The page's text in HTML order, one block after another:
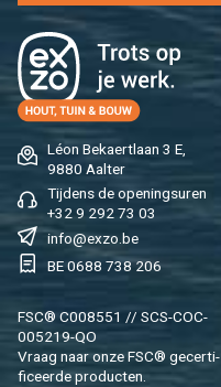
Léon Be­kaert­laan 3 E,
9880 Aal­ter
Tij­dens de ope­nings­uren
+32 9 292 73 03
info@​exzo.​be
BE 0688 738 206
FSC® C008551 // SCS-COC-
005219-QO
Vraag naar onze FSC® ge­cer­ti­
fi­ceer­de pro­duc­ten.